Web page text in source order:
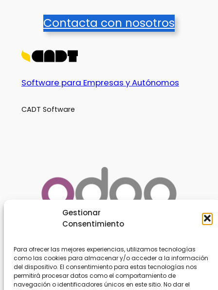
Gestionar
Consentimiento
Para ofrecer las mejores experiencias, utilizamos tecnologías
como las cookies para almacenar y/o acceder a la información
del dispositivo. El consentimiento para estas tecnologías nos
permitirá procesar datos como el comportamiento de
navegación o identificadores únicos en este sitio. No dar el
Contacta con nosotros
Software para Empresas y Autónomos
CADT Software
Acerca de Privacidad